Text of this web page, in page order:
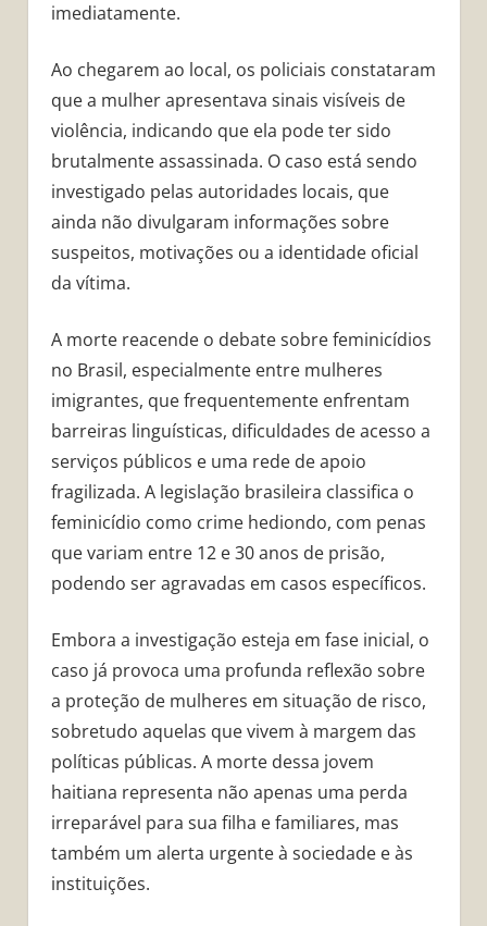
imediatamente.
Ao chegarem ao local, os policiais constataram
que a mulher apresentava sinais visíveis de
violência, indicando que ela pode ter sido
brutalmente assassinada. O caso está sendo
investigado pelas autoridades locais, que
ainda não divulgaram informações sobre
suspeitos, motivações ou a identidade oficial
da vítima.
A morte reacende o debate sobre feminicídios
no Brasil, especialmente entre mulheres
imigrantes, que frequentemente enfrentam
barreiras linguísticas, dificuldades de acesso a
serviços públicos e uma rede de apoio
fragilizada. A legislação brasileira classifica o
feminicídio como crime hediondo, com penas
que variam entre 12 e 30 anos de prisão,
podendo ser agravadas em casos específicos.
Embora a investigação esteja em fase inicial, o
caso já provoca uma profunda reflexão sobre
a proteção de mulheres em situação de risco,
sobretudo aquelas que vivem à margem das
políticas públicas. A morte dessa jovem
haitiana representa não apenas uma perda
irreparável para sua filha e familiares, mas
também um alerta urgente à sociedade e às
instituições.